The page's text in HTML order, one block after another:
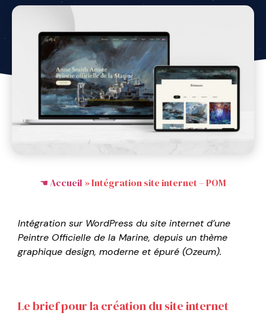
Accueil »Intégration site internet – POM
Intégration sur WordPress du site internet d’une
Peintre Officielle de la Marine, depuis un thème
graphique design, moderne et épuré (Ozeum).
Le brief pour la création du site internet